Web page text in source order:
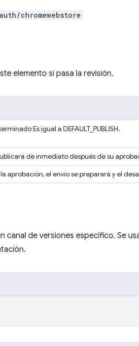
chromewebstore
elemento si pasa la revisión.
Es igual a DEFAULT_PUBLISH.
de inmediato después de su
aprobación, el envío se preparará y el
de versiones específico. Se